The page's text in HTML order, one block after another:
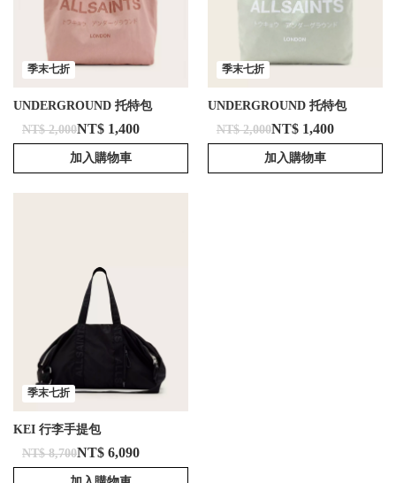
季末七折
UNDERGROUND 托特包
NT$ 2,000NT$ 1,400
加入購物車
季末七折
UNDERGROUND 托特包
NT$ 2,000NT$ 1,400
加入購物車
季末七折
KEI 行李手提包
NT$ 8,700NT$ 6,090